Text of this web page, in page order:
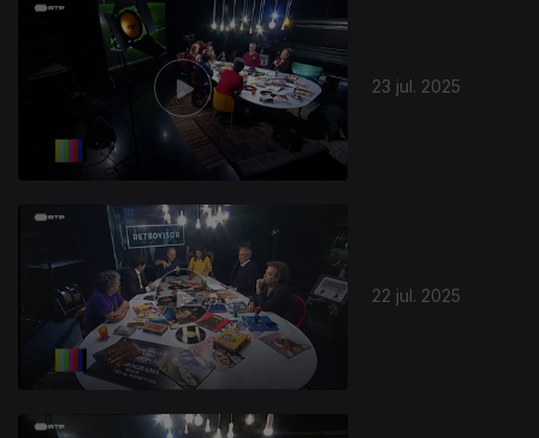
23 jul. 2025
22 jul. 2025
865538